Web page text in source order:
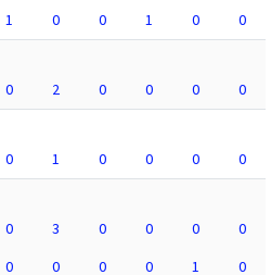
1 0 0 1 0
0
0 2 0 0 0
0
0 1 0 0 0
0
0 3 0 0 0
0
0 0 0 0 1
0